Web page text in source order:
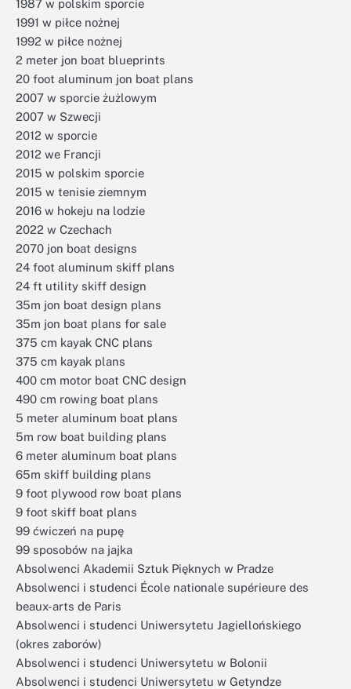
1987 w polskim sporcie
1991 w piłce nożnej
1992 w piłce nożnej
2 meter jon boat blueprints
20 foot aluminum jon boat plans
2007 w sporcie żużlowym
2007 w Szwecji
2012 w sporcie
2012 we Francji
2015 w polskim sporcie
2015 w tenisie ziemnym
2016 w hokeju na lodzie
2022 w Czechach
2070 jon boat designs
24 foot aluminum skiff plans
24 ft utility skiff design
35m jon boat design plans
35m jon boat plans for sale
375 cm kayak CNC plans
375 cm kayak plans
400 cm motor boat CNC design
490 cm rowing boat plans
5 meter aluminum boat plans
5m row boat building plans
6 meter aluminum boat plans
65m skiff building plans
9 foot plywood row boat plans
9 foot skiff boat plans
99 ćwiczeń na pupę
99 sposobów na jajka
Absolwenci Akademii Sztuk Pięknych w Pradze
Absolwenci i studenci École nationale supérieure des
beaux-arts de Paris
Absolwenci i studenci Uniwersytetu Jagiellońskiego
(okres zaborów)
Absolwenci i studenci Uniwersytetu w Bolonii
Absolwenci i studenci Uniwersytetu w Getyndze